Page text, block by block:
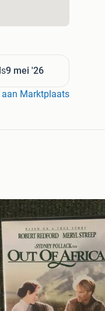
9 mei '26
aan Marktplaats